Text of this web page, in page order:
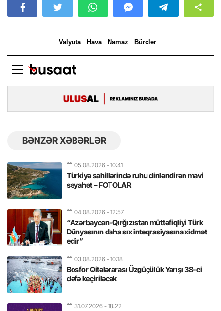
BƏNZƏR XƏBƏRLƏR
05.08.2026 - 10:41
Türkiyə sahillərində ruhu dinləndirən mavi
səyahət – FOTOLAR
04.08.2026 - 12:57
“Azərbaycan-Qırğızıstan müttəfiqliyi Türk
Dünyasının daha sıx inteqrasiyasına xidmət
edir”
03.08.2026 - 10:18
Bosfor Qitələrarası Üzgüçülük Yarışı 38-ci
dəfə keçiriləcək
31.07.2026 - 18:22